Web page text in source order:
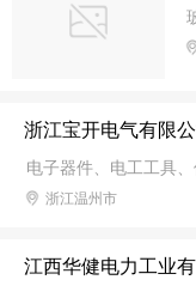
浙江宝开电气有限
电子器件、电工工具
浙江温州市
江西华健电力工业